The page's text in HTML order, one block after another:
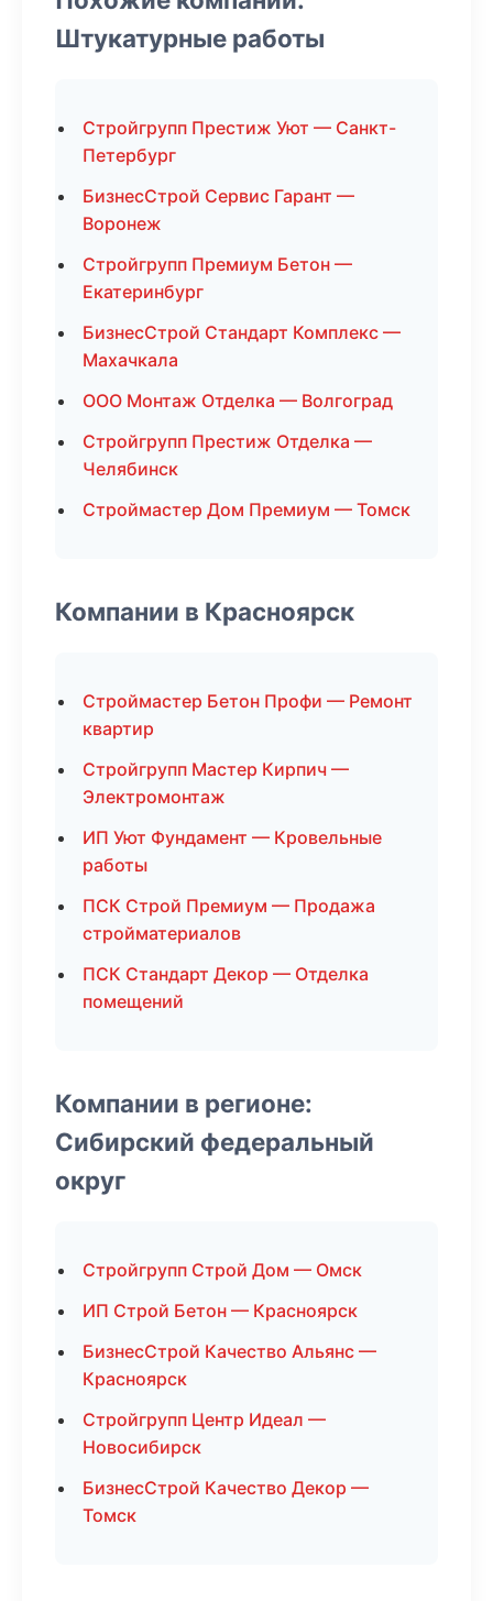
Штукатурные работы
Стройгрупп Престиж Уют — Санкт-
Петербург
БизнесСтрой Сервис Гарант —
Воронеж
Стройгрупп Премиум Бетон —
Екатеринбург
БизнесСтрой Стандарт Комплекс —
Махачкала
ООО Монтаж Отделка — Волгоград
Стройгрупп Престиж Отделка —
Челябинск
Строймастер Дом Премиум — Томск
Компании в Красноярск
Строймастер Бетон Профи — Ремонт
квартир
Стройгрупп Мастер Кирпич —
Электромонтаж
ИП Уют Фундамент — Кровельные
работы
ПСК Строй Премиум — Продажа
стройматериалов
ПСК Стандарт Декор — Отделка
помещений
Компании в регионе:
Сибирский федеральный
округ
Стройгрупп Строй Дом — Омск
ИП Строй Бетон — Красноярск
БизнесСтрой Качество Альянс —
Красноярск
Стройгрупп Центр Идеал —
Новосибирск
БизнесСтрой Качество Декор —
Томск